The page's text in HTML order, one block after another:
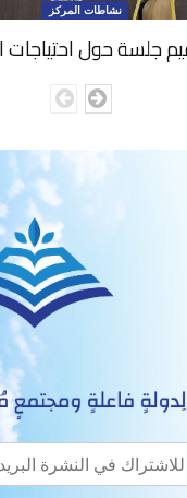
نشاطات المركز
جلسة حول